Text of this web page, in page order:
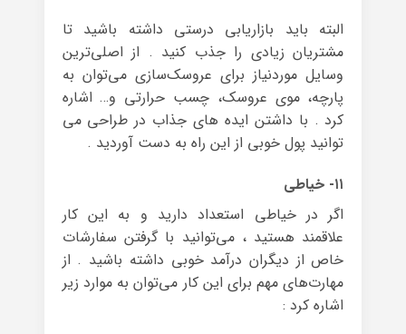
البته باید بازاریابی درستی داشته باشید تا
مشتریان زیادی را جذب کنید . از اصلی‌ترین
وسایل موردنیاز برای عروسک‌سازی می‌توان به
پارچه، موی عروسک، چسب حرارتی و… اشاره
کرد . با داشتن ایده های جذاب در طراحی می
توانید پول خوبی از این راه به دست آوردید .
۱۱- خیاطی
اگر در خیاطی استعداد دارید و به این کار
علاقمند هستید ، می‌توانید با گرفتن سفارشات
خاص از دیگران درآمد خوبی داشته باشید . از
مهارت‌های مهم برای این کار می‌توان به موارد زیر
اشاره کرد :